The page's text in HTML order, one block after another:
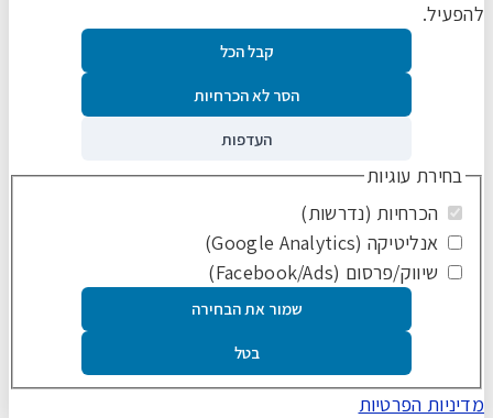
להפעיל.
קבל הכל
הסר לא הכרחיות
העדפות
בחירת עוגיות
הכרחיות (נדרשות)
אנליטיקה (Google Analytics)
שיווק/פרסום (Facebook/Ads)
שמור את הבחירה
בטל
מדיניות הפרטיות